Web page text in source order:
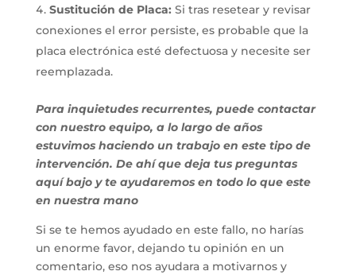
Sustitución de Placa: Si tras resetear y revisar
conexiones el error persiste, es probable que la
placa electrónica esté defectuosa y necesite ser
reemplazada.
Para inquietudes recurrentes, puede contactar
con nuestro equipo, a lo largo de años
estuvimos haciendo un trabajo en este tipo de
intervención. De ahí que deja tus preguntas
aquí bajo y te ayudaremos en todo lo que este
en nuestra mano
Si se te hemos ayudado en este fallo, no harías
un enorme favor, dejando tu opinión en un
comentario, eso nos ayudara a motivarnos y